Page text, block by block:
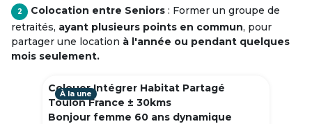
2 Colocation entre Seniors : Former un groupe de
retraités, ayant plusieurs points en commun, pour
partager une location à l'année ou pendant quelques
mois seulement.
Colouer Intégrer Habitat Partagé
Toulon France ± 30kms
Bonjour femme 60 ans dynamique
À la une